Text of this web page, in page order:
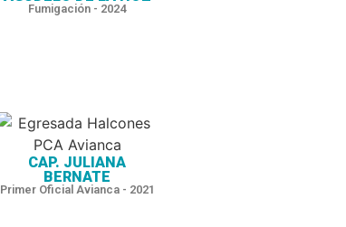
Fumigación - 2024
CAP. JULIANA
BERNATE
Primer Oficial Avianca - 2021